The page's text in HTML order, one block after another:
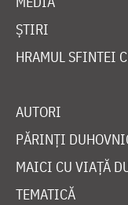
ȘTIRI
HRAMUL SFINTEI
AUTORI
PĂRINȚI
MAICI CU VIAȚĂ
TEMATICĂ